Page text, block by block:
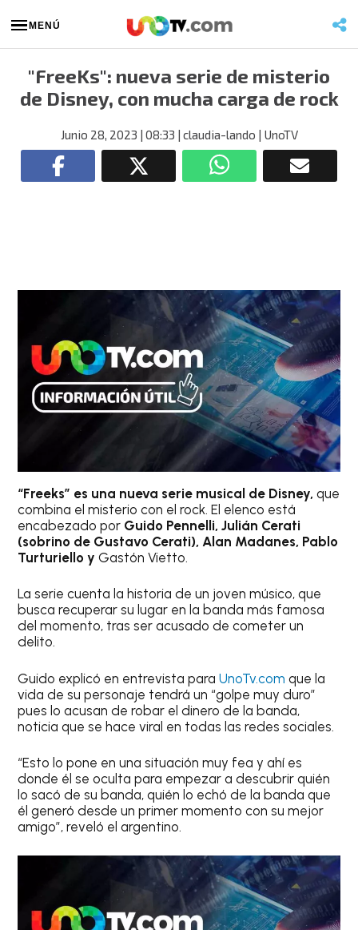
MENÚ
"FreeKs": nueva serie de misterio
de Disney, con mucha carga de rock
Junio 28, 2023 | 08:33 | claudia-lando | UnoTV
“Freeks” es una nueva serie musical de Disney, que
combina el misterio con el rock. El elenco está
encabezado por Guido Pennelli, Julián Cerati
(sobrino de Gustavo Cerati), Alan Madanes, Pablo
Turturiello y Gastón Vietto.
La serie cuenta la historia de un joven músico, que
busca recuperar su lugar en la banda más famosa
del momento, tras ser acusado de cometer un
delito.
Guido explicó en entrevista paraUnoTv.com que la
vida de su personaje tendrá un “golpe muy duro”
pues lo acusan de robar el dinero de la banda,
noticia que se hace viral en todas las redes sociales.
“Esto lo pone en una situación muy fea y ahí es
donde él se oculta para empezar a descubrir quién
lo sacó de su banda, quién lo echó de la banda que
él generó desde un primer momento con su mejor
amigo”, reveló el argentino.